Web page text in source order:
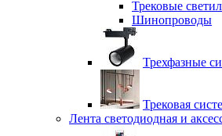
Трековые
Шинопроводы
Трехфазные
Трековая
Лента светодиодная и